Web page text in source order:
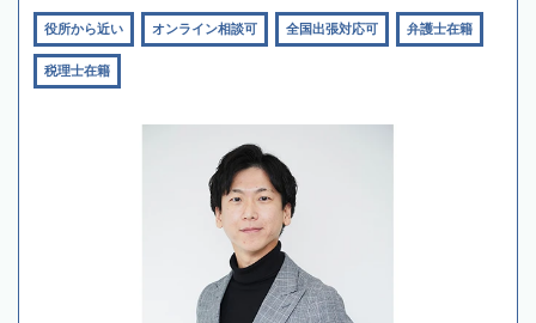
役所から近い オンライン相談可 全国出張対応可 弁護士在籍
税理士在籍